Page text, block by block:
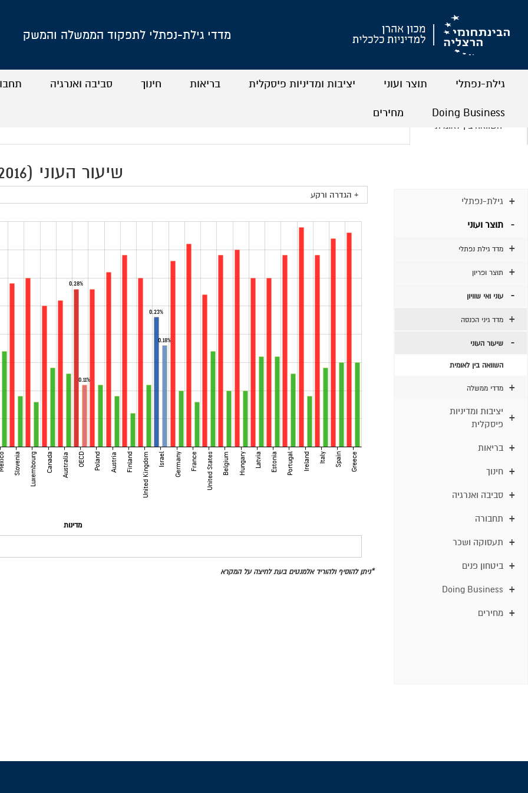
מדדי גילת-נפתלי לתפקוד הממשלה והמשק
גילת-נפתלי תוצר ועוני יציבות ומדיניות פיסקלית בריאות חינוך סביבה ואנרגיה
Doing Business מחירים
השוואה בין לאומית
גילת-נפתלי
תוצר ועוני
מדד גילת נפתלי
תוצר ופריון
עוני ואי שוויון
מדד גיני הכנסה
שיעור העוני
השוואה בין לאומית
מדדי ממשלה
יציבות ומדיניות
פיסקלית
בריאות
חינוך
סביבה ואנרגיה
תחבורה
תעסוקה ושכר
ביטחון פנים
Doing Business
מחירים
שיעור העוני (2016)
+ הגדרה ורקע
0.28%
0.23%
0.11%
0.18%
Slovenia Luxembourg Canada Australia OECD Poland Austria Finland United Kingdom Israel Germany France United States Belgium Hungary Latvia Estonia Portugal Ireland Italy Spain Greece
מדינות
*ניתן להוסיף ולהוריד אלמנטים בעת לחיצה על המקרא